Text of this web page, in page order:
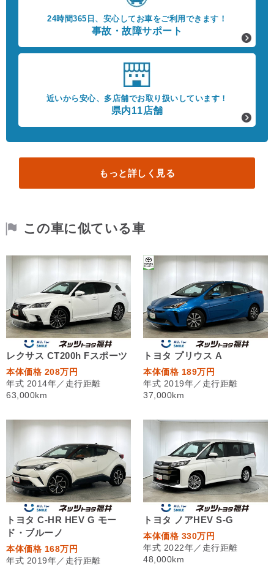
24時間365日、 安心してお車をご利用できます！
事故・故障サポート
近いから安心、 多店舗でお取り扱いしています！
県内11店舗
もっと詳しく見る
この車に似ている車
レクサス CT200h Fスポーツ
本体価格 208万円
年式 2014年／走行距離
63,000km
トヨタ プリウス A
本体価格 189万円
年式 2019年／走行距離
37,000km
トヨタ C-HR HEV G モー
ド・ブルーノ
本体価格 168万円
年式 2019年／走行距離
トヨタ ノアHEV S-G
本体価格 330万円
年式 2022年／走行距離
48,000km